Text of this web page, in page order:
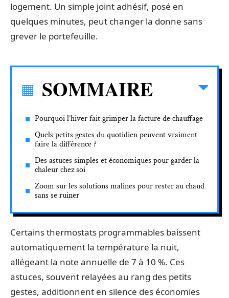
logement. Un simple joint adhésif, posé en
quelques minutes, peut changer la donne sans
grever le portefeuille.
SOMMAIRE
Pourquoi l’hiver fait grimper la facture de chauffage
Quels petits gestes du quotidien peuvent vraiment
faire la différence ?
Des astuces simples et économiques pour garder la
chaleur chez soi
Zoom sur les solutions malines pour rester au chaud
sans se ruiner
Certains thermostats programmables baissent
automatiquement la température la nuit,
allégeant la note annuelle de 7 à 10 %. Ces
astuces, souvent relayées au rang des petits
gestes, additionnent en silence des économies